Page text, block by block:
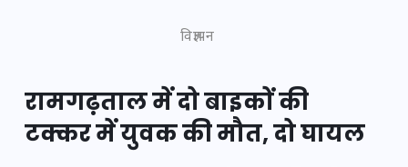
विज्ञापन
रामगढ़ताल में दो बाइकों की
टक्कर में युवक की मौत, दो घायल